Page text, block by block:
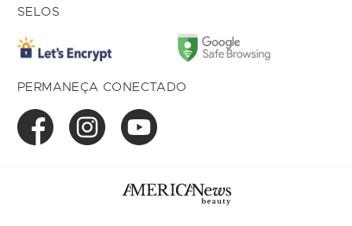
SELOS
PERMANEÇA CONECTADO